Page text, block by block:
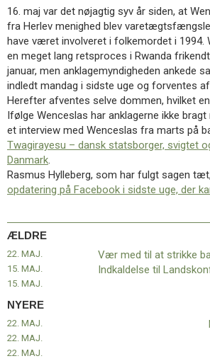
3.0:
Kalender
4.0:
Inspiration
5.0:
Værktøjskassen
6.0:
Mission
7.0:
Om
BaptistKirken
8.0:
Kontakt
9.0:
Forside
10.0:
Nyheder
11.0:
Kalender
12.0:
Inspiration
13.0:
Værktøjskassen
14.0:
Mission
BaptistKirken
16.0:
Kontakt
Næste
indlæg:
MAYDAY
MYANMAR
Forrige
indlæg:
Vær
16. maj var det nøjagtig syv år siden, at
fra Herlev menighed blev
have været involveret i folkemordet i 1994.
en meget lang retsproces i Rwanda
januar, men anklagemyndigheden ankede
indledt mandag i sidste uge og forventes
Herefter afventes selve dommen, hvilket
Ifølge Wenceslas har anklagerne ikke
et interview med Wenceslas fra marts på
Twagirayesu – dansk statsborger, svigtet
Danmark.
Rasmus Hylleberg, som har fulgt sagen
opdatering på Facebook i sidste uge, der
ÆLDRE
22. MAJ.
15. MAJ.
15. MAJ.
NYERE
22. MAJ.
22. MAJ.
22. MAJ.